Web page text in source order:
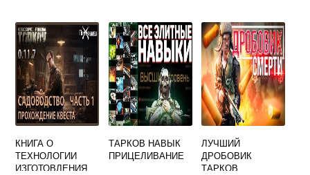
КНИГА О
ТЕХНОЛОГИИ
ИЗГОТОВЛЕНИЯ
ТАРКОВ НАВЫК
ПРИЦЕЛИВАНИЕ
ЛУЧШИЙ
ДРОБОВИК
ТАРКОВ